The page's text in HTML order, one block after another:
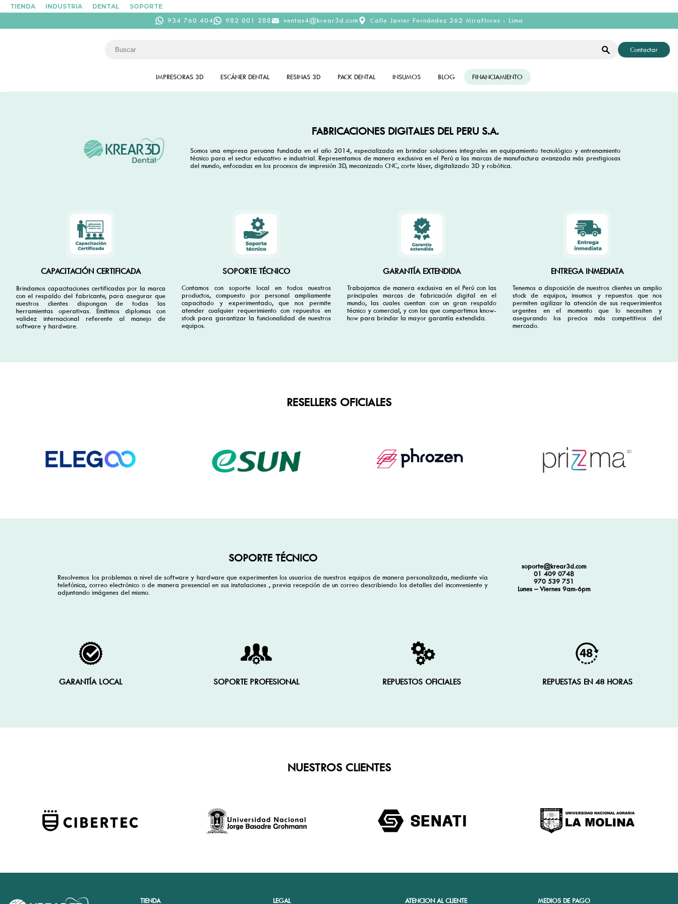
TIENDA INDUSTRIA DENTAL
SOPORTE
934 760 404
982 001 288 ventas4@krear3d.com Calle Javier Fernández 262 Miraflores - Lima
Contactar
IMPRESORAS 3D ESCÁNER DENTAL RESINAS 3D PACK DENTAL INSUMOS BLOG FINANCIAMIENTO
FABRICACIONES DIGITALES DEL PERU S.A.
Somos una empresa peruana fundada en el año 2014, especializada en brindar soluciones integrales en equipamiento tecnológico y entrenamiento
técnico para el sector educativo e industrial. Representamos de manera exclusiva en el Perú a las marcas de manufactura avanzada más prestigiosas
del mundo, enfocadas en los procesos de impresión 3D, mecanizado CNC, corte láser, digitalizado 3D y robótica.
CAPACITACIÓN CERTIFICADA
Brindamos capacitaciones certificadas por la marca
con el respaldo del fabricante, para asegurar que
nuestros clientes dispongan de todas las
herramientas operativas. Emitimos diplomas con
validez internacional referente al manejo de
software y hardware.
SOPORTE TÉCNICO
Contamos con soporte local en todos nuestros
productos, compuesto por personal ampliamente
capacitado y experimentado, que nos permite
atender cualquier requerimiento con repuestos en
stock para garantizar la funcionalidad de nuestros
equipos.
GARANTÍA EXTENDIDA
Trabajamos de manera exclusiva en el Perú con las
principales marcas de fabricación digital en el
mundo, las cuales cuentan con un gran respaldo
técnico y comercial, y con las que compartimos know-
how para brindar la mayor garantía extendida.
ENTREGA INMEDIATA
Tenemos a disposición de nuestros clientes un amplio
stock de equipos, insumos y repuestos que nos
permiten agilizar la atención de sus requerimientos
urgentes en el momento que lo necesiten y
asegurando los precios más competitivos del
mercado.
RESELLERS OFICIALES
SOPORTE TÉCNICO
Resolvemos los problemas a nivel de software y hardware que experimenten los usuarios de nuestros equipos de manera personalizada, mediante vía
telefónica, correo electrónico o de manera presencial en sus instalaciones , previa recepción de un correo describiendo los detalles del inconveniente y
adjuntando imágenes del mismo.
soporte@krear3d.com
01 409 0748
970 539 751
Lunes – Viernes 9am-6pm
GARANTÍA LOCAL SOPORTE PROFESIONAL REPUESTOS OFICIALES REPUESTAS EN 48 HORAS
NUESTROS CLIENTES
TIENDA LEGAL ATENCION AL CLIENTE MEDIOS DE PAGO